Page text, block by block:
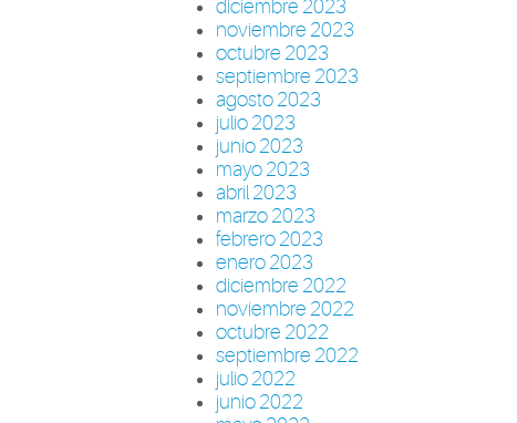
diciembre 2023
noviembre 2023
octubre 2023
septiembre 2023
agosto 2023
julio 2023
junio 2023
mayo 2023
abril 2023
marzo 2023
febrero 2023
enero 2023
diciembre 2022
noviembre 2022
octubre 2022
septiembre 2022
julio 2022
junio 2022